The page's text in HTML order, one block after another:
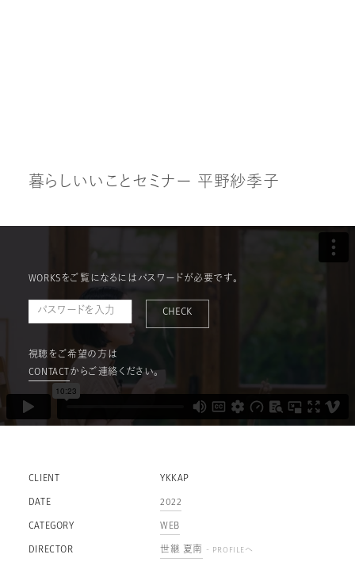
暮ら し い い こ と セ ミ ナ ー 平野紗季子
WORKSをご覧になるにはパスワードが必要です。
CHECK
視聴をご希望の方は
CONTACTからご連絡ください。
CLIENT YKKAP
DATE 2022
CATEGORY WEB
DIRECTOR 世継 夏南 - PROFILEへ